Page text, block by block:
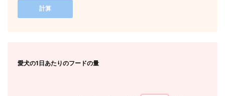
計算
愛犬の1日あたりのフードの量